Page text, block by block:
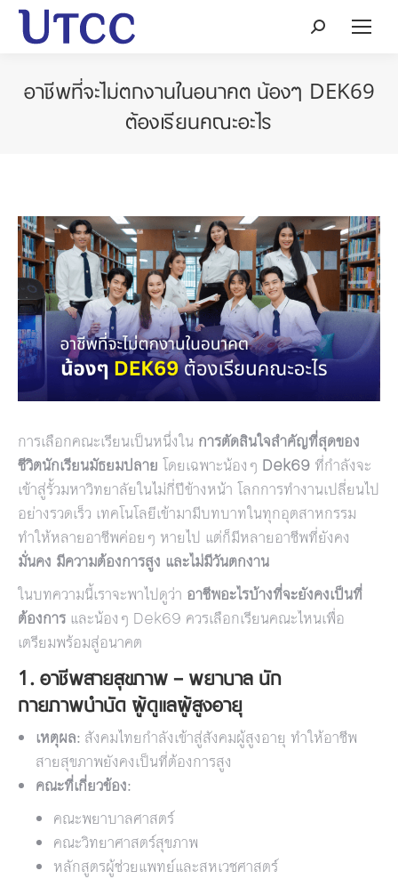
Search:
อาชีพที่จะไม่ตกงานในอนาคต น้องๆ DEK69
ต้องเรียนคณะอะไร
การเลือกคณะเรียนเป็นหนึ่งใน การตัดสินใจสำคัญที่สุดของ
ชีวิตนักเรียนมัธยมปลาย โดยเฉพาะน้องๆ Dek69 ที่กำลังจะ
เข้าสู่รั้วมหาวิทยาลัยในไม่กี่ปีข้างหน้า โลกการทำงานเปลี่ยนไป
อย่างรวดเร็ว เทคโนโลยีเข้ามามีบทบาทในทุกอุตสาหกรรม
ทำให้หลายอาชีพค่อยๆ หายไป แต่ก็มีหลายอาชีพที่ยังคง
มั่นคง มีความต้องการสูง และไม่มีวันตกงาน
ในบทความนี้เราจะพาไปดูว่า อาชีพอะไรบ้างที่จะยังคงเป็นที่
ต้องการ และน้องๆ Dek69 ควรเลือกเรียนคณะไหนเพื่อ
เตรียมพร้อมสู่อนาคต
1. อาชีพสายสุขภาพ – พยาบาล นัก
กายภาพบำบัด ผู้ดูแลผู้สูงอายุ
เหตุผล: สังคมไทยกำลังเข้าสู่สังคมผู้สูงอายุ ทำให้อาชีพ
สายสุขภาพยังคงเป็นที่ต้องการสูง
คณะที่เกี่ยวข้อง:
คณะพยาบาลศาสตร์
คณะวิทยาศาสตร์สุขภาพ
หลักสูตรผู้ช่วยแพทย์และสหเวชศาสตร์